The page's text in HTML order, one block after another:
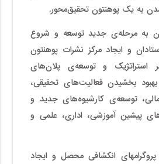
به یک پوهنتون تحقیق‌محور.
به مرحله‌ی جدید توسعه و شروع
و ایجاد مرکز نشرات پوهنتون
استراتژیک و توسعه‌ی پلان­‌های
بهبود بخشیدن فعالیت­‌های تحقیقی،
توسعه‌ی کارشیوه‌های جدید و
پیشین آموزشی، اداری، علمی و
انکشافی محصل و ایجاد